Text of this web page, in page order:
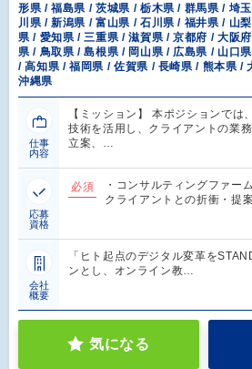
形県 / 福島県 / 茨城県 / 栃木県 / 群馬県 / 埼
川県 / 新潟県 / 富山県 / 石川県 / 福井県 / 山
県 / 愛知県 / 三重県 / 滋賀県 / 京都府 / 大阪
県 / 鳥取県 / 島根県 / 岡山県 / 広島県 / 山口
/ 高知県 / 福岡県 / 佐賀県 / 長崎県 / 熊本県 /
沖縄県
仕事
内容
【ミッション】 本ポジションで
技術を活用し、クライアントの業
立案、…
応募
資格
必須
・コンサルティングファー
クライアントとの折衝・提
会社
概要
「ヒト起点のデジタル変革を
ンとし、オンライン教…
気になる